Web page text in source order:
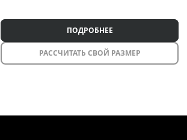
ПОДРОБНЕЕ
РАССЧИТАТЬ СВОЙ РАЗМЕР